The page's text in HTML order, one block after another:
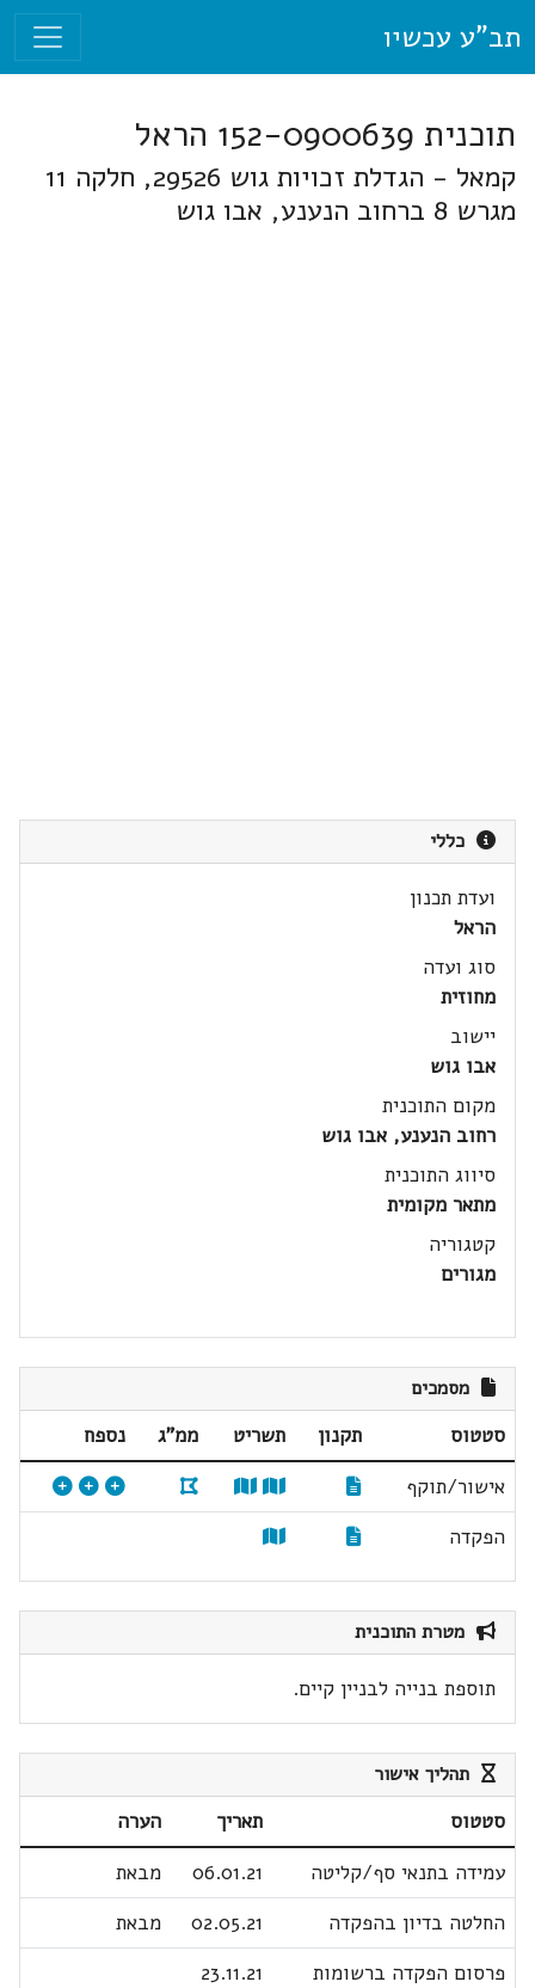
תב"ע עכשיו
תוכנית 152-0900639 הראל
קמאל - הגדלת זכויות גוש 29526, חלקה 11
מגרש 8 ברחוב הנענע, אבו גוש
כללי
ועדת תכנון
הראל
סוג ועדה
מחוזית
יישוב
אבו גוש
מקום התוכנית
רחוב הנענע, אבו גוש
סיווג התוכנית
מתאר מקומית
קטגוריה
מגורים
מסמכים
סטטוס תקנון תשריט ממ"ג
נספח
אישור/תוקף
הפקדה
מטרת התוכנית
תוספת בנייה לבניין קיים.
תהליך אישור
סטטוס תאריך
הערה
עמידה בתנאי סף/קליטה
06.01.21
מבאת
החלטה בדיון בהפקדה
02.05.21
מבאת
פרסום הפקדה ברשומות
23.11.21